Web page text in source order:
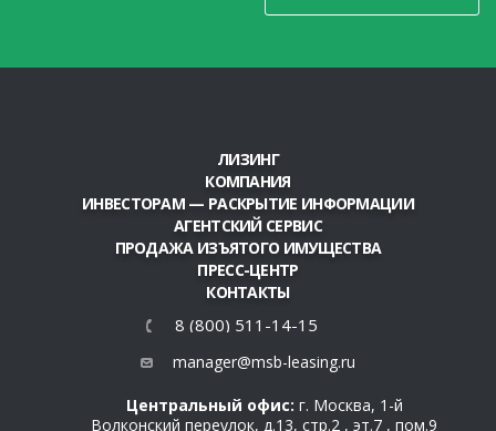
ЛИЗИНГ
КОМПАНИЯ
ИНВЕСТОРАМ — РАСКРЫТИЕ ИНФОРМАЦИИ
АГЕНТСКИЙ СЕРВИС
ПРОДАЖА ИЗЪЯТОГО ИМУЩЕСТВА
ПРЕСС-ЦЕНТР
КОНТАКТЫ
8 (800) 511-14-15
manager@msb-leasing.ru
Центральный офис: г. Москва, 1-й
Волконский переулок, д.13, стр.2 , эт.7 , пом.9